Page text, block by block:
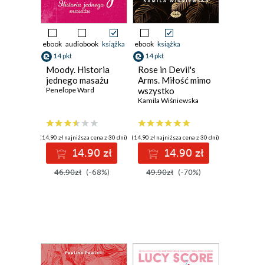
ebook audiobook książka
14 pkt
Moody. Historia
jednego masażu
Penelope Ward
(14,90 zł najniższa cena z 30 dni)
14.90 zł
46.90zł (-68%)
ebook książka
14 pkt
Rose in Devil's
Arms. Miłość mimo
wszystko
Kamila Wiśniewska
(14,90 zł najniższa cena z 30 dni)
14.90 zł
49.90zł (-70%)